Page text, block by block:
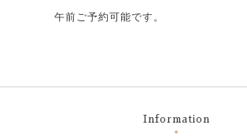
午前ご予約可能です。
Information